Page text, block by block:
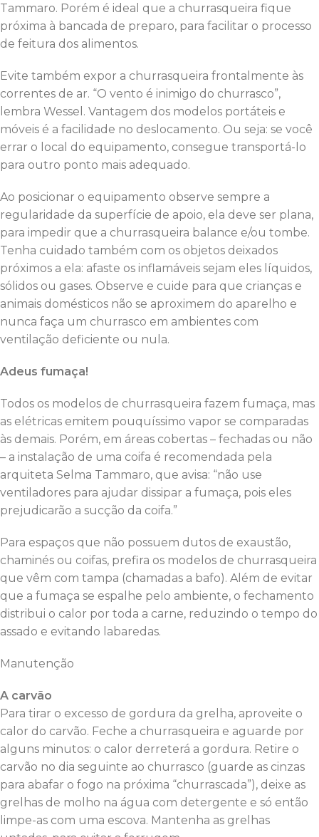
Tammaro. Porém é ideal que a churrasqueira fique
próxima à bancada de preparo, para facilitar o processo
de feitura dos alimentos.
Evite também expor a churrasqueira frontalmente às
correntes de ar. “O vento é inimigo do churrasco”,
lembra Wessel. Vantagem dos modelos portáteis e
móveis é a facilidade no deslocamento. Ou seja: se você
errar o local do equipamento, consegue transportá-lo
para outro ponto mais adequado.
Ao posicionar o equipamento observe sempre a
regularidade da superfície de apoio, ela deve ser plana,
para impedir que a churrasqueira balance e/ou tombe.
Tenha cuidado também com os objetos deixados
próximos a ela: afaste os inflamáveis sejam eles líquidos,
sólidos ou gases. Observe e cuide para que crianças e
animais domésticos não se aproximem do aparelho e
nunca faça um churrasco em ambientes com
ventilação deficiente ou nula.
Adeus fumaça!
Todos os modelos de churrasqueira fazem fumaça, mas
as elétricas emitem pouquíssimo vapor se comparadas
às demais. Porém, em áreas cobertas – fechadas ou não
– a instalação de uma coifa é recomendada pela
arquiteta Selma Tammaro, que avisa: “não use
ventiladores para ajudar dissipar a fumaça, pois eles
prejudicarão a sucção da coifa.”
Para espaços que não possuem dutos de exaustão,
chaminés ou coifas, prefira os modelos de churrasqueira
que vêm com tampa (chamadas a bafo). Além de evitar
que a fumaça se espalhe pelo ambiente, o fechamento
distribui o calor por toda a carne, reduzindo o tempo do
assado e evitando labaredas.
Manutenção
A carvão
Para tirar o excesso de gordura da grelha, aproveite o
calor do carvão. Feche a churrasqueira e aguarde por
alguns minutos: o calor derreterá a gordura. Retire o
carvão no dia seguinte ao churrasco (guarde as cinzas
para abafar o fogo na próxima “churrascada”), deixe as
grelhas de molho na água com detergente e só então
limpe-as com uma escova. Mantenha as grelhas